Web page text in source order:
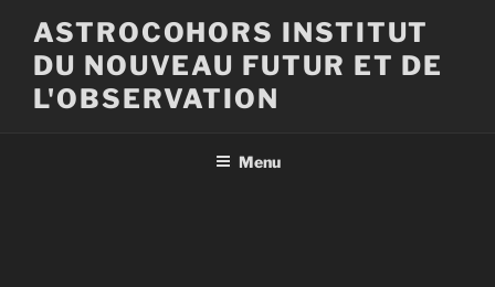
contenu
principal
ASTROCOHORS INSTITUT
DU NOUVEAU FUTUR ET DE
L'OBSERVATION
Menu